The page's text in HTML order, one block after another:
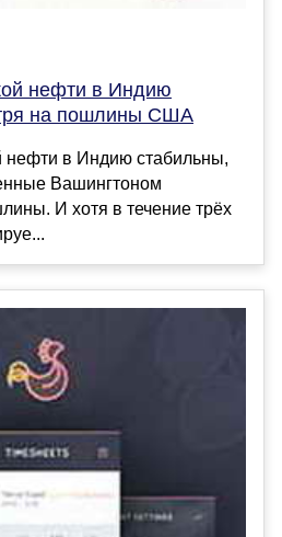
нефти в Индию
на пошлины США
нефти в Индию стабильны,
Вашингтоном
И хотя в течение трёх